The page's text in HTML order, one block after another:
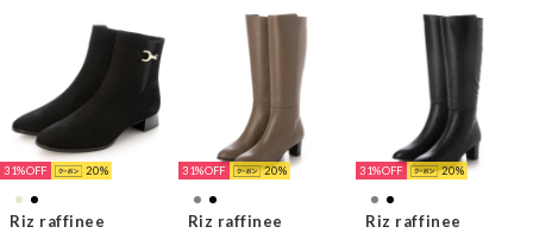
31% 20
Riz raffinee
31% 20
Riz raffinee
31% 20
Riz raffinee